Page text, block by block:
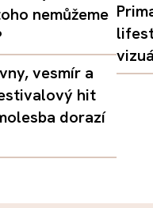
nemůžeme
vesmír a
hit
dorazí